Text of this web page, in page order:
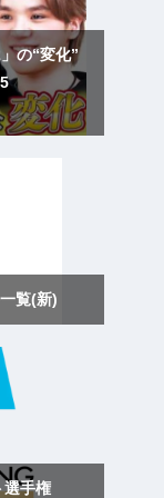
の“変化”
覧(新)
選手権